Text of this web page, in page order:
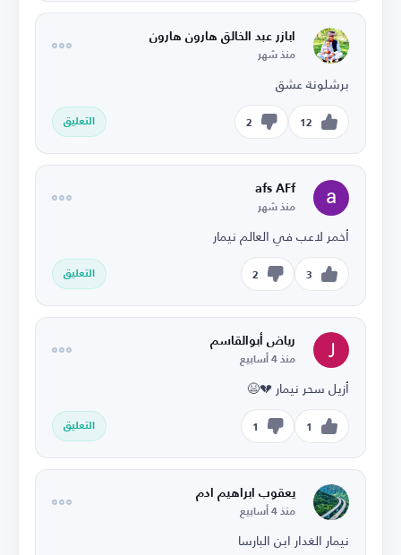
ابازر عبد الخالق هارون هارون
منذ شهر
برشلونة عشق
12
2 التعليق
afs AFf
منذ شهر
أخمر لاعب في العالم نيمار
3
2 التعليق
رياض أبوالقاسم
منذ 4 أسابيع
أزيل سحر نيمار 💔😫
1
1 التعليق
يعقوب ابراهيم ادم
منذ 4 أسابيع
نيمار الغدار ابن البارسا